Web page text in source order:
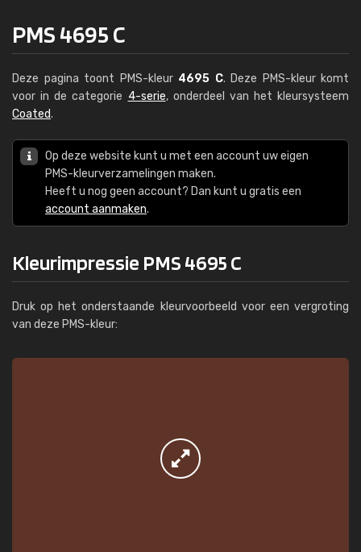
PMS 4695 C
Deze pagina toont PMS-kleur 4695 C. Deze PMS-kleur komt
voor in de categorie 4-serie, onderdeel van het kleursysteem
Coated.
Op deze website kunt u met een account uw eigen
PMS-kleurverzamelingen maken.
Heeft u nog geen account? Dan kunt u gratis een
account aanmaken.
Kleurimpressie PMS 4695 C
Druk op het onderstaande kleurvoorbeeld voor een vergroting
van deze PMS-kleur: